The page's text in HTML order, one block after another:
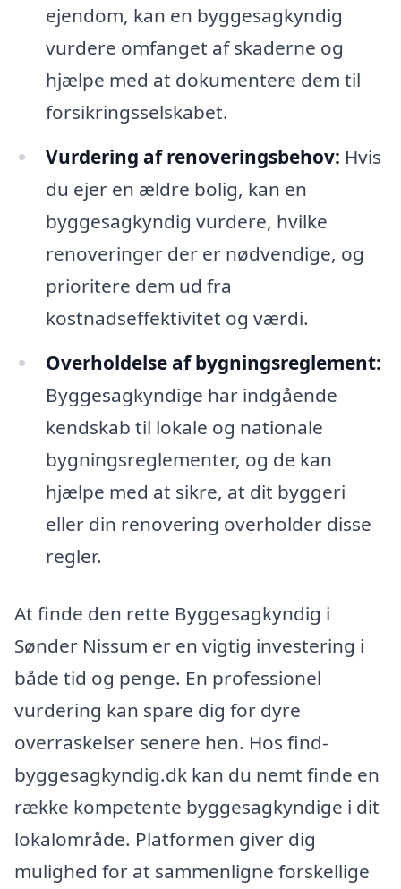
ejendom, kan en byggesagkyndig
vurdere omfanget af skaderne og
hjælpe med at dokumentere dem til
forsikringsselskabet.
Vurdering af renoveringsbehov: Hvis
du ejer en ældre bolig, kan en
byggesagkyndig vurdere, hvilke
renoveringer der er nødvendige, og
prioritere dem ud fra
kostnadseffektivitet og værdi.
Overholdelse af bygningsreglement:
Byggesagkyndige har indgående
kendskab til lokale og nationale
bygningsreglementer, og de kan
hjælpe med at sikre, at dit byggeri
eller din renovering overholder disse
regler.
At finde den rette Byggesagkyndig i
Sønder Nissum er en vigtig investering i
både tid og penge. En professionel
vurdering kan spare dig for dyre
overraskelser senere hen. Hos find-
byggesagkyndig.dk kan du nemt finde en
række kompetente byggesagkyndige i dit
lokalområde. Platformen giver dig
mulighed for at sammenligne forskellige